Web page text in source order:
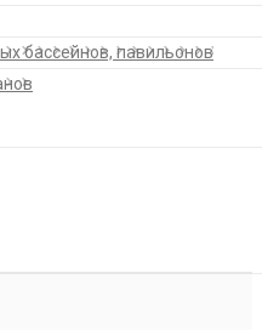
бассейнов, павильонов